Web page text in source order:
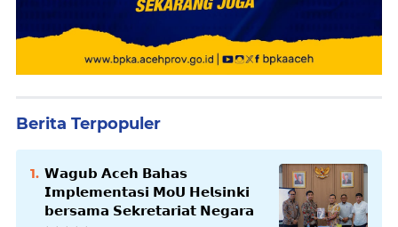
Berita Terpopuler
𝗪𝗮𝗴𝘂𝗯 𝗔𝗰𝗲𝗵 𝗕𝗮𝗵𝗮𝘀
𝗜𝗺𝗽𝗹𝗲𝗺𝗲𝗻𝘁𝗮𝘀𝗶 𝗠𝗼𝗨 𝗛𝗲𝗹𝘀𝗶𝗻𝗸𝗶
𝗯𝗲𝗿𝘀𝗮𝗺𝗮 𝗦𝗲𝗸𝗿𝗲𝘁𝗮𝗿𝗶𝗮𝘁 𝗡𝗲𝗴𝗮𝗿𝗮